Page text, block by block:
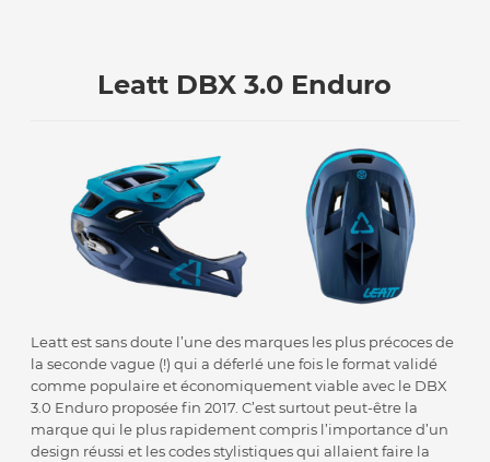
Leatt DBX 3.0 Enduro
Leatt est sans doute l’une des marques les plus précoces de
la seconde vague (!) qui a déferlé une fois le format validé
comme populaire et économiquement viable avec le DBX
3.0 Enduro proposée fin 2017. C’est surtout peut-être la
marque qui le plus rapidement compris l’importance d’un
design réussi et les codes stylistiques qui allaient faire la